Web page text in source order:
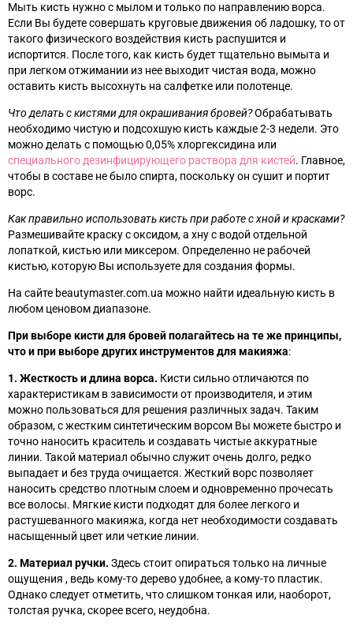
Мыть кисть нужно с мылом и только по направлению ворса.
Если Вы будете совершать круговые движения об ладошку, то от
такого физического воздействия кисть распушится и
испортится. После того, как кисть будет тщательно вымыта и
при легком отжимании из нее выходит чистая вода, можно
оставить кисть высохнуть на салфетке или полотенце.
Что делать с кистями для окрашивания бровей?Обрабатывать
необходимо чистую и подсохшую кисть каждые 2-3 недели. Это
можно делать с помощью 0,05% хлоргексидина или
специального дезинфицирующего раствора для кистей. Главное,
чтобы в составе не было спирта, поскольку он сушит и портит
ворс.
Как правильно использовать кисть при работе с хной и красками?
Размешивайте краску с оксидом, а хну с водой отдельной
лопаткой, кистью или миксером. Определенно не рабочей
кистью, которую Вы используете для создания формы.
На сайте beautymaster.com.ua можно найти идеальную кисть в
любом ценовом диапазоне.
При выборе кисти для бровей полагайтесь на те же принципы,
что и при выборе других инструментов для макияжа:
1. Жесткость и длина ворса. Кисти сильно отличаются по
характеристикам в зависимости от производителя, и этим
можно пользоваться для решения различных задач. Таким
образом, с жестким синтетическим ворсом Вы можете быстро и
точно наносить краситель и создавать чистые аккуратные
линии. Такой материал обычно служит очень долго, редко
выпадает и без труда очищается. Жесткий ворс позволяет
наносить средство плотным слоем и одновременно прочесать
все волосы. Мягкие кисти подходят для более легкого и
растушеванного макияжа, когда нет необходимости создавать
насыщенный цвет или четкие линии.
2. Материал ручки. Здесь стоит опираться только на личные
ощущения , ведь кому-то дерево удобнее, а кому-то пластик.
Однако следует отметить, что слишком тонкая или, наоборот,
толстая ручка, скорее всего, неудобна.